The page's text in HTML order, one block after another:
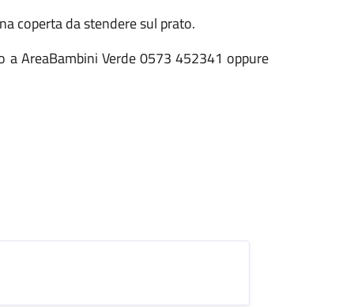
coperta da stendere sul prato.
a AreaBambini Verde 0573 452341 oppure